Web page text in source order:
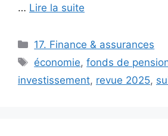
… Lire la suite
Catégories
17. Finance & assurances
Étiquettes
économie,fonds de
investissement, revue 2025,